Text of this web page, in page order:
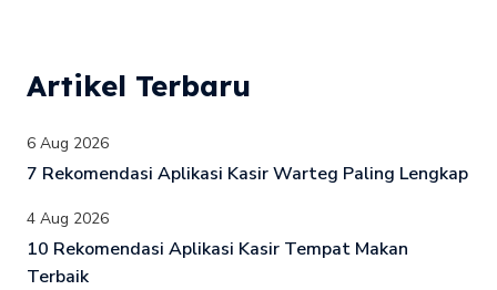
Artikel Terbaru
6 Aug 2026
7 Rekomendasi Aplikasi Kasir Warteg Paling Lengkap
4 Aug 2026
10 Rekomendasi Aplikasi Kasir Tempat Makan
Terbaik